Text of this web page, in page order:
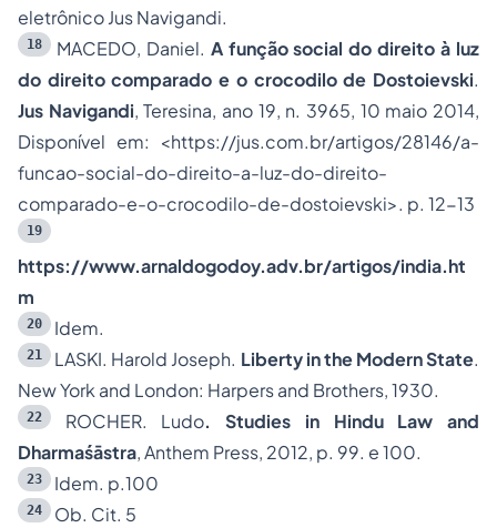
eletrônico Jus Navigandi.
18 MACEDO, Daniel. A função social do direito à luz
do direito comparado e o crocodilo de Dostoievski.
Jus Navigandi, Teresina, ano 19, n. 3965, 10 maio 2014,
Disponível em: <https://jus.com.br/artigos/28146/a-
funcao-social-do-direito-a-luz-do-direito-
comparado-e-o-crocodilo-de-dostoievski>. p. 12-13
19
https://www.arnaldogodoy.adv.br/artigos/india.ht
m
20 Idem.
21 LASKI. Harold Joseph. Liberty in the Modern State.
New York and London: Harpers and Brothers, 1930.
22 ROCHER. Ludo. Studies in Hindu Law and
Dharmaśāstra, Anthem Press, 2012, p. 99. e 100.
23 Idem. p.100
24 Ob. Cit. 5